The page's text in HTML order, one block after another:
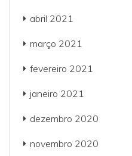
abril 2021
março 2021
fevereiro 2021
janeiro 2021
dezembro 2020
novembro 2020